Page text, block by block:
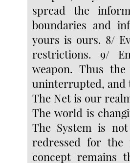
spread the
boundaries and
yours is ours. 8/
restrictions. 9/
weapon. Thus
uninterrupted, and
The Net is our
The world is
The System is
redressed for
concept remains